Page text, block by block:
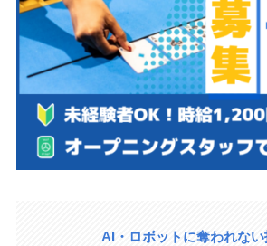
AI・ロボットに奪われな